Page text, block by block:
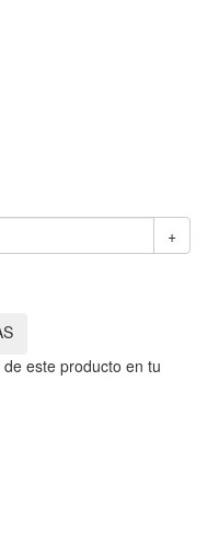
+
este producto en tu